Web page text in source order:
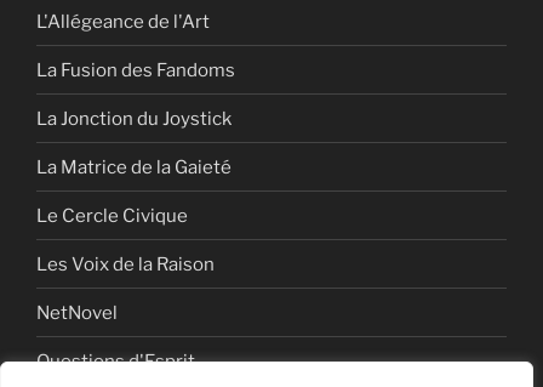
L'Allégeance de l'Art
La Fusion des Fandoms
La Jonction du Joystick
La Matrice de la Gaieté
Le Cercle Civique
Les Voix de la Raison
NetNovel
Questions d'Esprit